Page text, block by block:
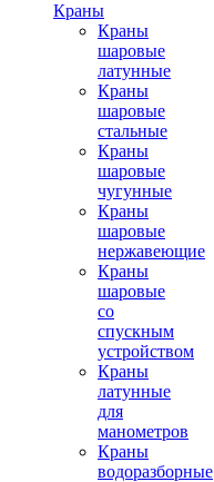
Краны
Краны
шаровые
латунные
Краны
шаровые
стальные
Краны
шаровые
чугунные
Краны
шаровые
нержавеющие
Краны
шаровые
со
спускным
устройством
Краны
латунные
для
манометров
Краны
водоразборные